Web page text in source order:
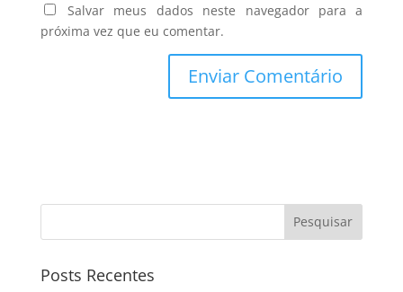
Salvar meus dados neste navegador para a
próxima vez que eu comentar.
Pesquisar
Posts Recentes